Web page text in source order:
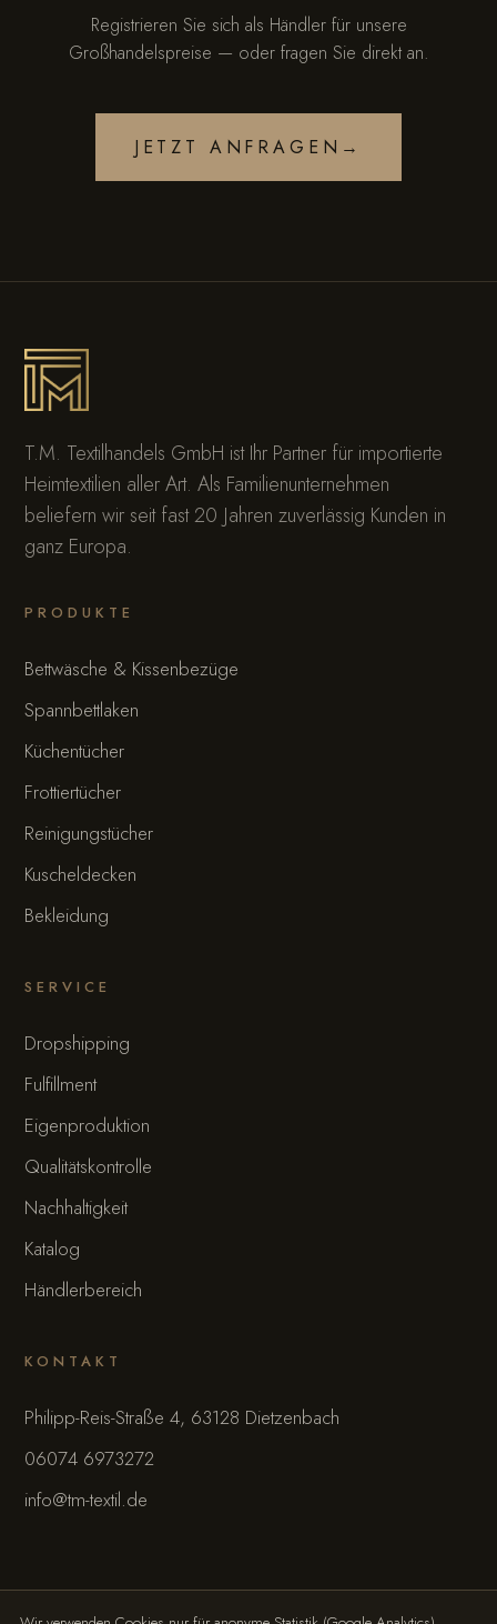
Registrieren Sie sich als Händler für unsere
Großhandelspreise — oder fragen Sie direkt an.
JETZT ANFRAGEN →
T.M. Textilhandels GmbH ist Ihr Partner für importierte
Heimtextilien aller Art. Als Familienunternehmen
beliefern wir seit fast 20 Jahren zuverlässig Kunden in
ganz Europa.
PRODUKTE
Bettwäsche & Kissenbezüge
Spannbettlaken
Küchentücher
Frottiertücher
Reinigungstücher
Kuscheldecken
Bekleidung
SERVICE
Dropshipping
Fulfillment
Eigenproduktion
Qualitätskontrolle
Nachhaltigkeit
Katalog
Händlerbereich
KONTAKT
Philipp-Reis-Straße 4, 63128 Dietzenbach
06074 6973272
info@tm-textil.de